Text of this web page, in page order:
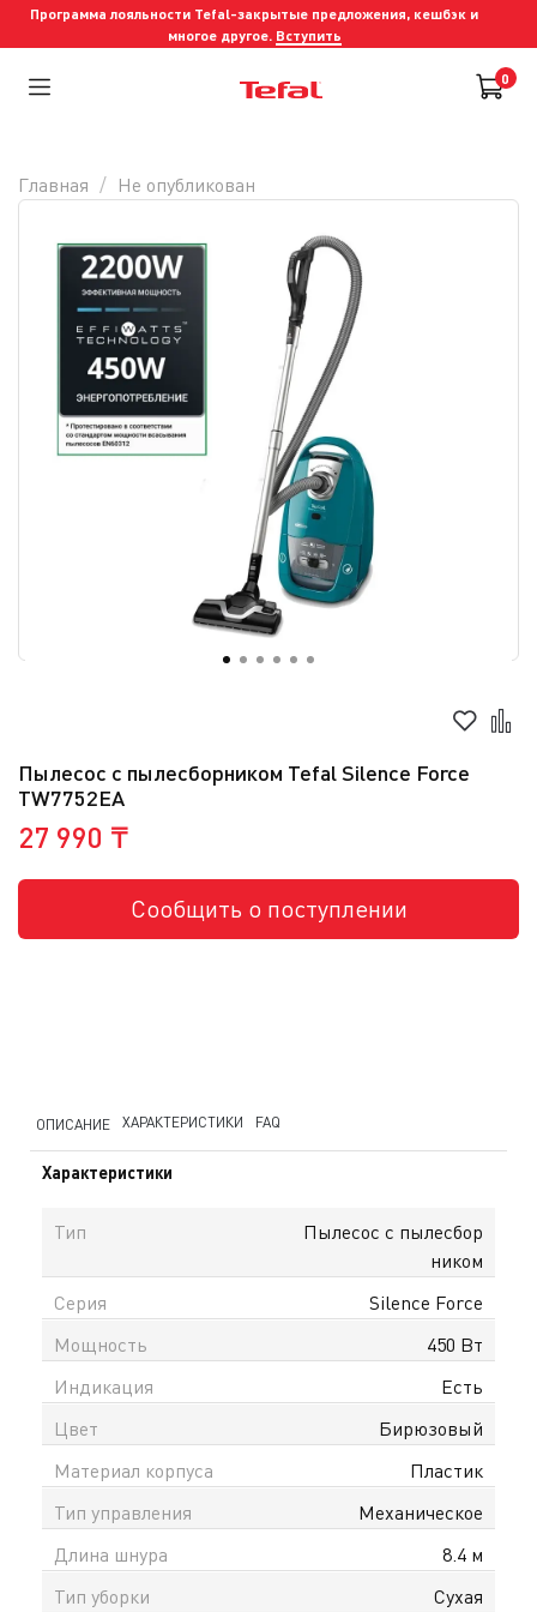
Программа лояльности Tefal-закрытые предложения, кешбэк и
многое другое. Вступить
0
Пылесос с пылесборником Tefal Silence Force
TW7752EA
27 990 ₸
Сообщить о поступлении
Главная Не опубликован
ОПИСАНИЕ ХАРАКТЕРИСТИКИ FAQ
Характеристики
Тип
Пылесос с пылесбор
ником
Серия
Silence Force
Мощность
450 Вт
Индикация
Есть
Цвет
Бирюзовый
Материал корпуса
Пластик
Тип управления
Механическое
Длина шнура
8.4 м
Тип уборки
Сухая